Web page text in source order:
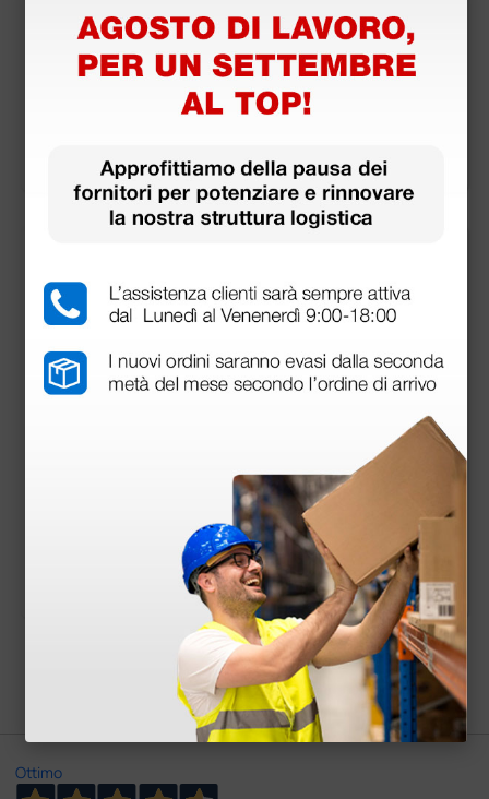
Sacca monouso con
coperchio per vaso a
spiratore - 2 litri
1 pz.
Vaso da 1 litro con co
perchio autoclavabil
e per aspiratore
28,60 €
1 pz.
Aspeed professional
con vaso da 1 litro
177,06 € 227,00 €
(Prezzo i.e.)
1 pz.
Carica più prodotti
Ottimo